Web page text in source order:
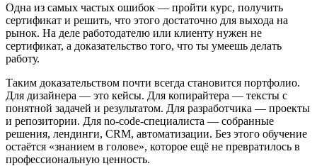
Одна из самых частых ошибок — пройти курс, получить
сертификат и решить, что этого достаточно для выхода на
рынок. На деле работодателю или клиенту нужен не
сертификат, а доказательство того, что ты умеешь делать
работу.
Таким доказательством почти всегда становится портфолио.
Для дизайнера — это кейсы. Для копирайтера — тексты с
понятной задачей и результатом. Для разработчика — проекты
и репозитории. Для no-code-специалиста — собранные
решения, лендинги, CRM, автоматизации. Без этого обучение
остаётся «знанием в голове», которое ещё не превратилось в
профессиональную ценность.